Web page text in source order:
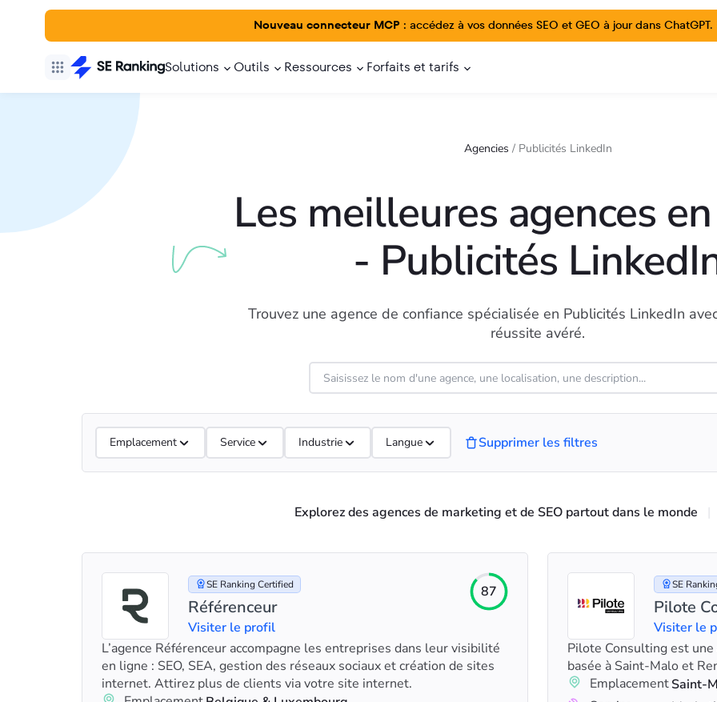
Nouveau connecteur MCP : accédez à vos données SEO et GEO à jour dans ChatGPT.
Solutions Outils Ressources Forfaits et tarifs
Agencies / Publicités LinkedIn
Les meilleures agences
- Publicités
Trouvez une agence de confiance spécialisée en Publicités LinkedIn
réussite avéré.
Emplacement Service Industrie Langue Supprimer les filtres
Explorez des agences de marketing et de SEO partout dans le monde
SE Ranking Certified
Référenceur
Visiter le profil
87
L’agence Référenceur accompagne les entreprises dans leur visibilité
en ligne : SEO, SEA, gestion des réseaux sociaux et création de sites
internet. Attirez plus de clients via votre site internet.
SE
Pilote
Visiter le
Pilote Consulting est
basée à Saint-Malo et
EmplacementSaint-